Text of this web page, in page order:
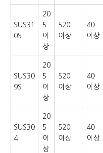
SUS31
0S
20
5
이
상
520
이상
40
이상
SUS30
9S
20
5
이
상
520
이상
40
이상
SUS30
4
20
5
이
상
520
이상
40
이상